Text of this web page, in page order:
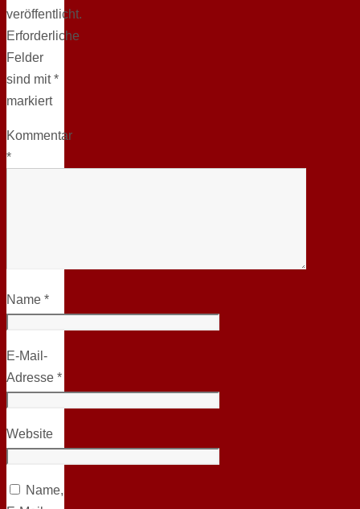
veröffentlicht.
Erforderliche
Felder
sind mit*
markiert
Kommentar
*
Name *
E-Mail-
Adresse *
Website
Name,